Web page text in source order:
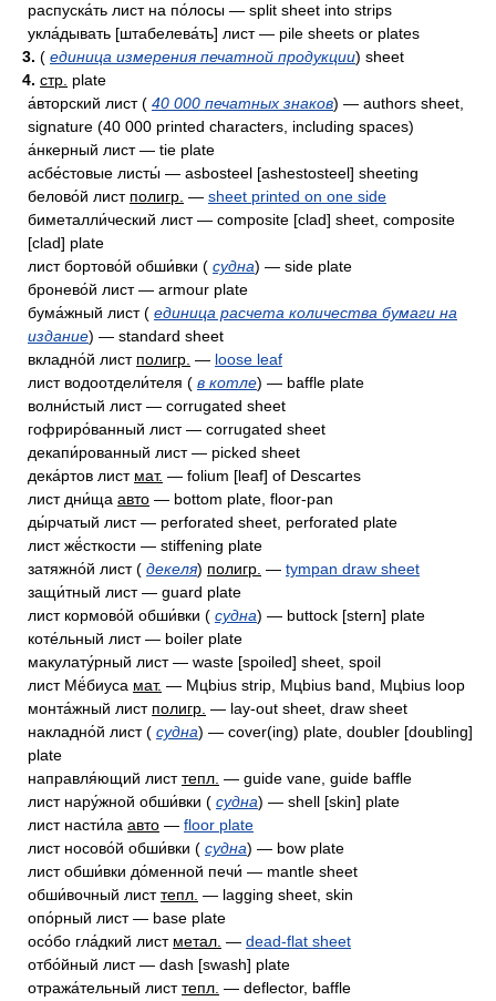
распуска́ть лист на по́лосы — split sheet into strips
укла́дывать [штабелева́ть] лист — pile sheets or plates
3. ( единица измерения печатной продукции) sheet
4. стр. plate
а́вторский лист ( 40 000 печатных знаков) — authors sheet,
signature (40 000 printed characters, including spaces)
а́нкерный лист — tie plate
асбе́стовые листы́ — asbosteel [ashestosteel] sheeting
белово́й лист полигр. — sheet printed on one side
биметалли́ческий лист — composite [clad] sheet, composite
[clad] plate
лист бортово́й обши́вки ( судна) — side plate
бронево́й лист — armour plate
бума́жный лист ( единица расчета количества бумаги на
издание) — standard sheet
вкладно́й лист полигр. — loose leaf
лист водоотдели́теля ( в котле) — baffle plate
волни́стый лист — corrugated sheet
гофриро́ванный лист — corrugated sheet
декапи́рованный лист — picked sheet
дека́ртов лист мат. — folium [leaf] of Descartes
лист дни́ща авто — bottom plate, floor-pan
ды́рчатый лист — perforated sheet, perforated plate
лист жё́сткости — stiffening plate
затяжно́й лист ( декеля) полигр. — tympan draw sheet
защи́тный лист — guard plate
лист кормово́й обши́вки ( судна) — buttock [stern] plate
коте́льный лист — boiler plate
макулату́рный лист — waste [spoiled] sheet, spoil
лист Мё́биуса мат. — Mцbius strip, Mцbius band, Mцbius loop
монта́жный лист полигр. — lay-out sheet, draw sheet
накладно́й лист ( судна) — cover(ing) plate, doubler [doubling]
plate
направля́ющий листтепл. — guide vane, guide baffle
лист нару́жной обши́вки ( судна) — shell [skin] plate
лист насти́ла авто — floor plate
лист носово́й обши́вки ( судна) — bow plate
лист обши́вки до́менной печи́ — mantle sheet
обши́вочный листтепл. — lagging sheet, skin
опо́рный лист — base plate
осо́бо гла́дкий лист метал. — dead-flat sheet
отбо́йный лист — dash [swash] plate
отража́тельный листтепл. — deflector, baffle